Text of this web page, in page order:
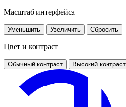
Масштаб интерфейса
Уменьшить Увеличить Сбросить
Цвет и контраст
Обычный контраст Высокий контраст